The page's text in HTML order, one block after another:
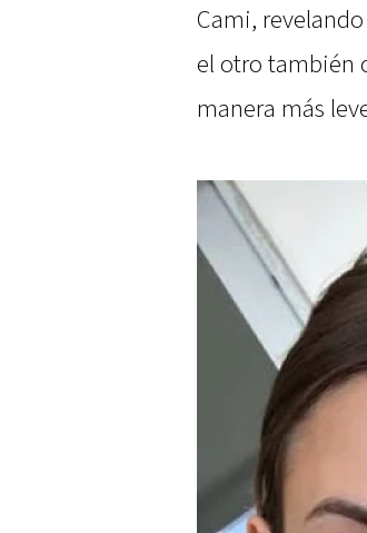
Cami,
el otro también
manera más